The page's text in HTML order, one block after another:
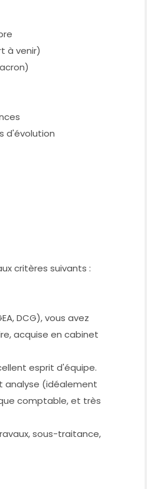
à venir)
d'évolution
critères suivants :
DCG), vous avez
acquise en cabinet
esprit d'équipe.
analyse (idéalement
comptable, et très
sous-traitance,